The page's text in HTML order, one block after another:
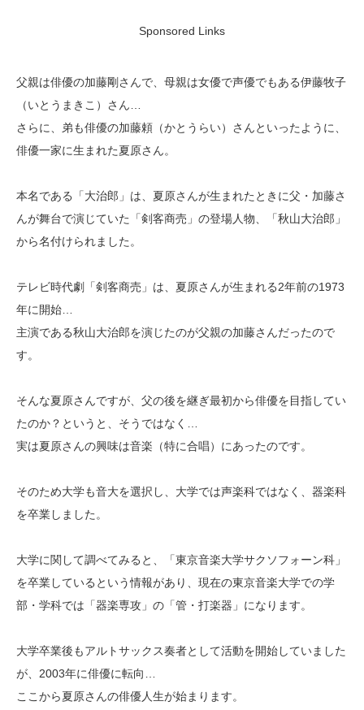
Sponsored Links
父親は俳優の加藤剛さんで、母親は女優で声優でもある伊藤牧子
（いとうまきこ）さん…
さらに、弟も俳優の加藤頼（かとうらい）さんといったように、
俳優一家に生まれた夏原さん。
本名である「大治郎」は、夏原さんが生まれたときに父・加藤さ
んが舞台で演じていた「剣客商売」の登場人物、「秋山大治郎」
から名付けられました。
テレビ時代劇「剣客商売」は、夏原さんが生まれる2年前の1973
年に開始…
主演である秋山大治郎を演じたのが父親の加藤さんだったので
す。
そんな夏原さんですが、父の後を継ぎ最初から俳優を目指してい
たのか？というと、そうではなく…
実は夏原さんの興味は音楽（特に合唱）にあったのです。
そのため大学も音大を選択し、大学では声楽科ではなく、器楽科
を卒業しました。
大学に関して調べてみると、「東京音楽大学サクソフォーン科」
を卒業しているという情報があり、現在の東京音楽大学での学
部・学科では「器楽専攻」の「管・打楽器」になります。
大学卒業後もアルトサックス奏者として活動を開始していました
が、2003年に俳優に転向…
ここから夏原さんの俳優人生が始まります。